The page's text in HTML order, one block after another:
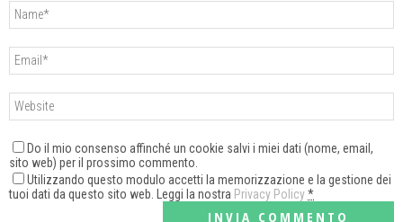
Do il mio consenso affinché un cookie salvi i miei dati (nome, email,
sito web) per il prossimo commento.
Utilizzando questo modulo accetti la memorizzazione e la gestione dei
tuoi dati da questo sito web. Leggi la nostra Privacy Policy*